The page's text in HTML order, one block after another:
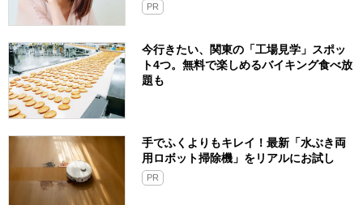
PR
今行きたい、関東の「工場見学」スポッ
ト4つ。無料で楽しめるバイキング食べ放
題も
手でふくよりもキレイ！最新「水ぶき両
用ロボット掃除機」をリアルにお試し
PR